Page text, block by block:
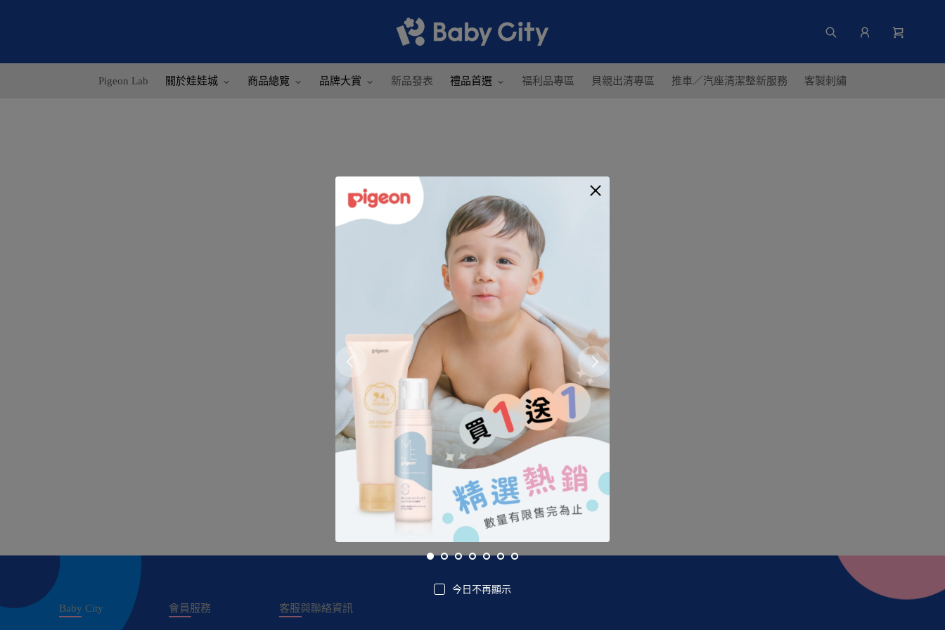
Pigeon Lab 關於娃娃城 商品總覽 品牌大賞 新品發表 禮品首選 福利品專區 貝親出清專區 推車／汽座清潔整新服務 客製刺繡
尚未發布文章或內容
Baby City 會員服務 客服與聯絡資訊
今日不再顯示